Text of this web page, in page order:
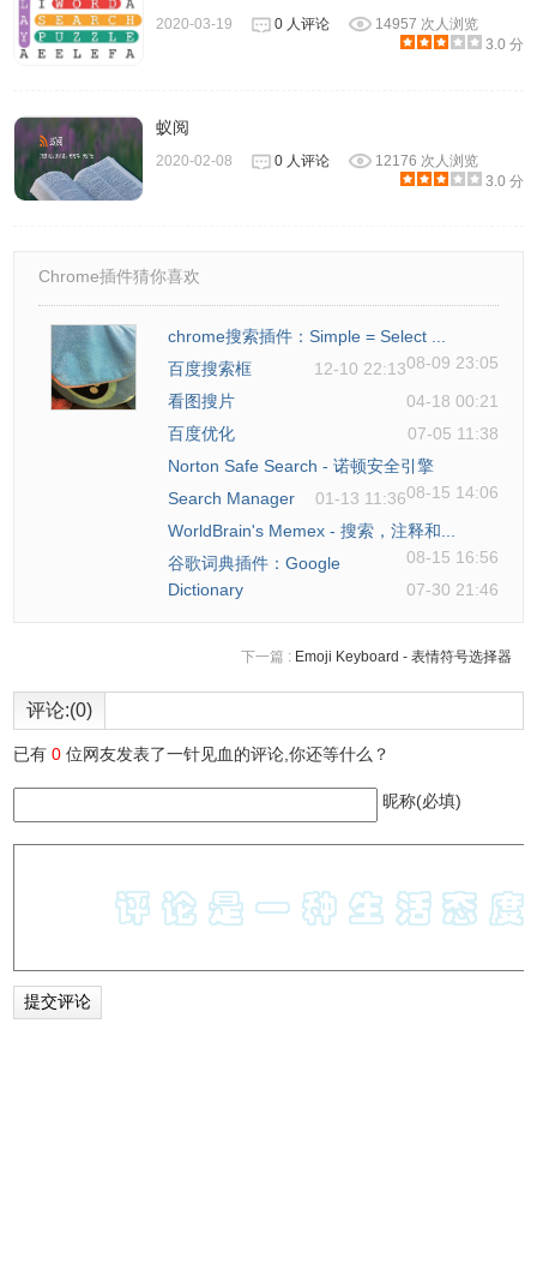
2020-03-19 0 人评论
14957 次人浏览
3.0 分
蚁阅
2020-02-08 0 人评论
12176 次人浏览
3.0 分
Chrome插件猜你喜欢
chrome搜索插件：Simple = Select ...
08-09 23:05
百度搜索框
12-10 22:13
看图搜片
04-18 00:21
百度优化
07-05 11:38
Norton Safe Search - 诺顿安全引擎
08-15 14:06
Search Manager
01-13 11:36
WorldBrain's Memex - 搜索，注释和...
08-15 16:56
谷歌词典插件：Google
Dictionary
07-30 21:46
下一篇 : Emoji Keyboard - 表情符号选择器
评论:(0)
已有0 位网友发表了一针见血的评论,你还等什么？
昵称(必填)